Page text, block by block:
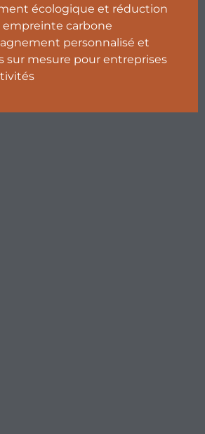
écologique et réduction
empreinte carbone
personnalisé et
sur mesure pour entreprises